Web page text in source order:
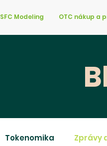
SFC Modeling OTC nákup a
Tokenomika Zprávy